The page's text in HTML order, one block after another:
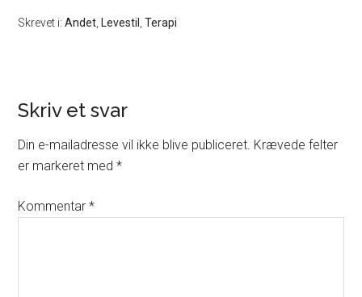
Skrevet i:Andet Levestil ,Terapi
Skriv et svar
Din e-mailadresse vil ikke blive publiceret. Krævede felter
er markeret med*
Kommentar*